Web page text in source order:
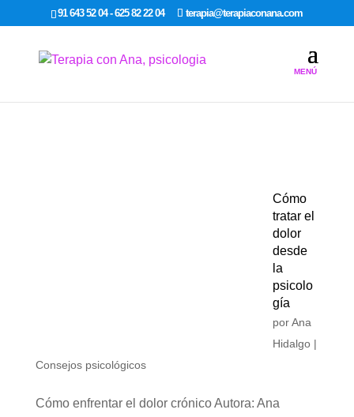
google-site-verification: google7dcda757e565a307.html
91 643 52 04 - 625 82 22 04 terapia@terapiaconana.com
Cómo
tratar el
dolor
desde
la
psicolo
gía
porAna
Hidalgo|
Consejos psicológicos
Cómo enfrentar el dolor crónico Autora: Ana